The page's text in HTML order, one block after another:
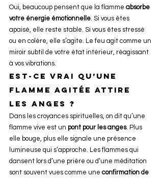
Oui, beaucoup pensent que la flamme absorbe
votre énergie émotionnelle. Si vous êtes
apaisé, elle reste stable. Si vous êtes stressé
ou en colère, elle s’agite. Le feu agit comme un
miroir subtil de votre état intérieur, réagissant
à vos vibrations.
Est-ce vrai qu’une
flamme agitée attire
les anges ?
Dans les croyances spirituelles, on dit qu’une
flamme vive est un pont pour les anges. Plus
elle bouge, plus elle signale une présence
lumineuse qui s’approche. Les flammes qui
dansent lors d’une prière ou d’une méditation
sont souvent vues comme une confirmation de